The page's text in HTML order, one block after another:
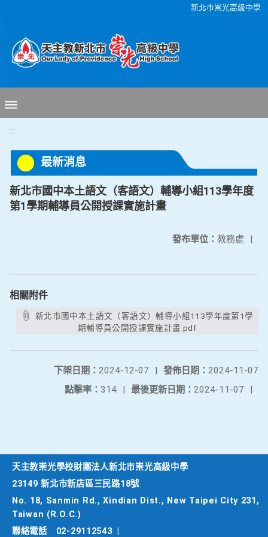
新北市崇光高級中學
:::
最新消息
新北市國中本土語文（客語文）輔導小組113學年度
第1學期輔導員公開授課實施計畫
發布單位： 教務處 |
相關附件
期輔導員公開授課實施計畫.pdf
發佈日期： 2024-11-07
下架日期： 2024-12-07
|
最後更新日期： 2024-11-07 |
點擊率： 314 |
天主教崇光學校財團法人新北市崇光高級中學
23149 新北市新店區三民路18號
No. 18, Sanmin Rd., Xindian Dist., New Taipei City 231,
Taiwan (R.O.C.)
聯絡電話
02-29112543